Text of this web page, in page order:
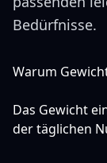
Bedürfnisse.
Warum
Das Gewicht
der täglichen